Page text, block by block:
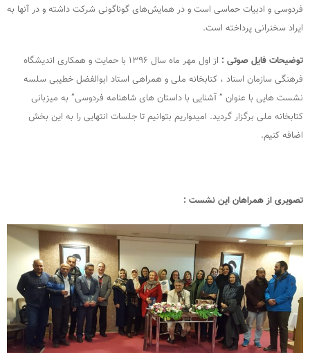
فردوسی و ادبیات حماسی است و در همایش‌های گوناگونی شرکت داشته و در آنها به
ایراد سخنرانی پرداخته‌ است.
توضیحات فایل صوتی :
از اول مهر ماه سال ۱۳۹۶ با حمایت و همکاری اندیشگاه
فرهنگی سازمان اسناد ، کتابخانه ملی و همراهی استاد ابوالفضل خطیبی سلسه
نشست هایی با عنوان ” آشنایی با داستان های شاهنامه فردوسی” به میزبانی
کتابخانه ملی برگزار گردید. امیدواریم بتوانیم تا جلسات انتهایی را به این بخش
اضافه کنیم.
تصویری از همراهان این نشست :